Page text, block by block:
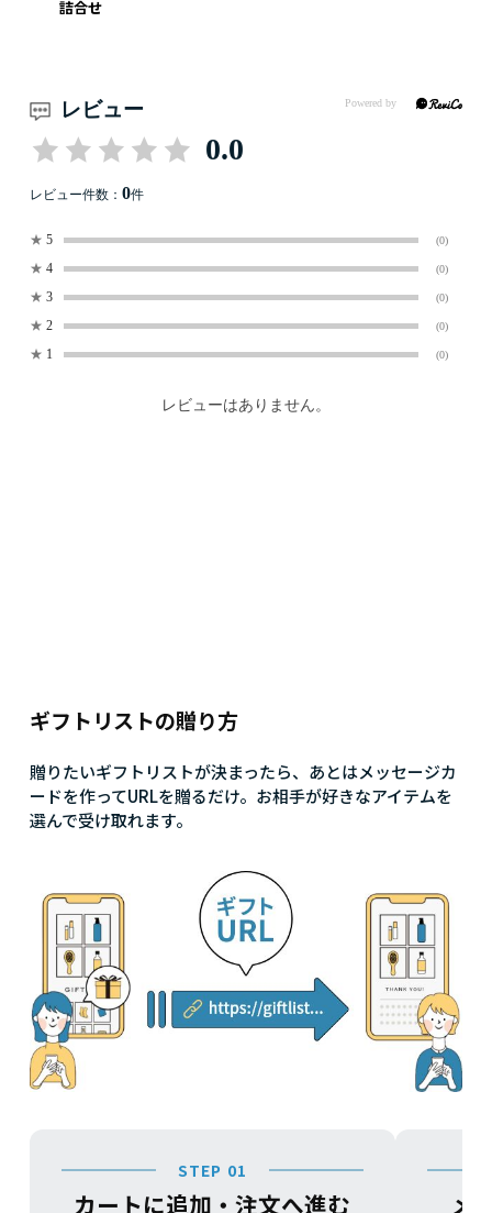
詰合せ
レビュー
0.0
レビュー件数： 0件
★ 5 (0)
★ 4 (0)
★ 3 (0)
★ 2 (0)
★ 1 (0)
レビューはありません。
ギフトリストの贈り方
贈りたいギフトリストが決まったら、あとはメッセージカ
ードを作ってURLを贈るだけ。お相手が好きなアイテムを
選んで受け取れます。
STEP 01
カートに追加・注文へ進む メ